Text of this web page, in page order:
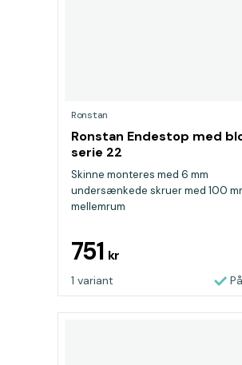
Ronstan
Ronstan Endestop med
serie 22
Skinne monteres med 6 mm
undersænkede skruer med 100
mellemrum
751 kr
1 variant